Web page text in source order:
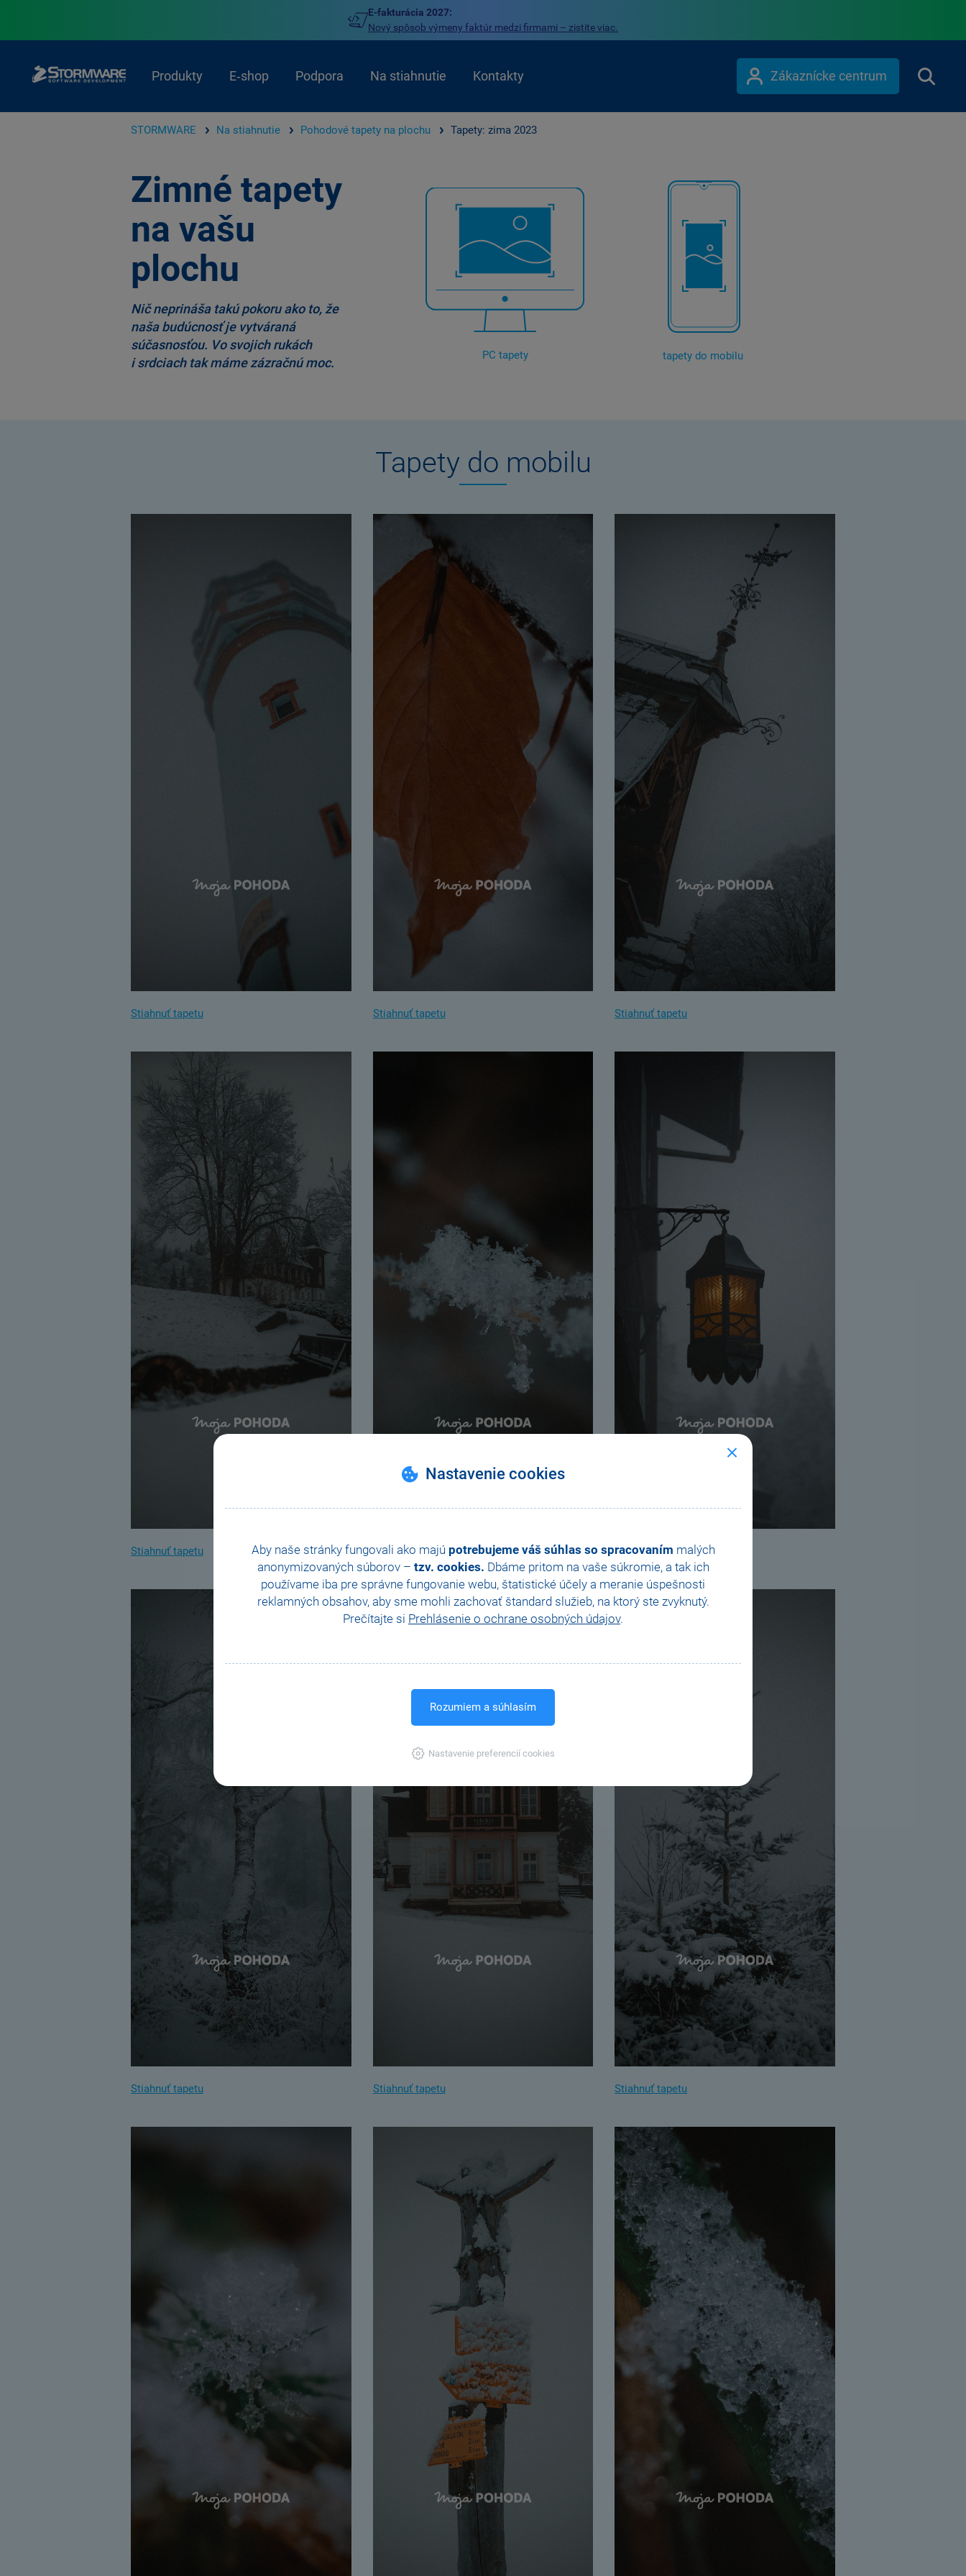
Nastavenie cookies
Aby naše stránky fungovali ako majú potrebujeme váš súhlas so spracovaním malých
anonymizovaných súborov – tzv. cookies. Dbáme pritom na vaše súkromie, a tak ich
používame iba pre správne fungovanie webu, štatistické účely a meranie úspešnosti
reklamných obsahov, aby sme mohli zachovať štandard služieb, na ktorý ste zvyknutý.
Prečítajte si Prehlásenie o ochrane osobných údajov.
Rozumiem a súhlasím
Nastavenie preferencií cookies
E-fakturácia 2027:
Nový spôsob výmeny faktúr medzi firmami – zistite viac.
Produkty E‑shop Podpora Na stiahnutie Kontakty Zákaznícke centrum
STORMWARE Na stiahnutie Pohodové tapety na plochu Tapety: zima 2023
Zimné tapety
na vašu
plochu
Nič neprináša takú pokoru ako to, že
naša budúcnosť je vytváraná
súčasnosťou. Vo svojich rukách
i srdciach tak máme zázračnú moc.
PC tapety tapety do mobilu
Tapety do mobilu
Stiahnuť tapetu Stiahnuť tapetu Stiahnuť tapetu
Stiahnuť tapetu Stiahnuť tapetu Stiahnuť tapetu
Stiahnuť tapetu Stiahnuť tapetu Stiahnuť tapetu